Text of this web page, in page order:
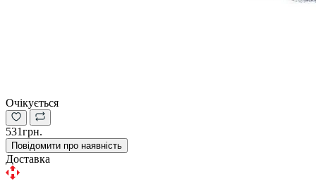
Очікується
531грн.
Повідомити про наявність
Доставка